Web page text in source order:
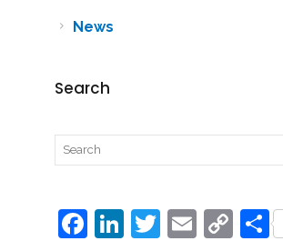
News
Search
F Li T E C P